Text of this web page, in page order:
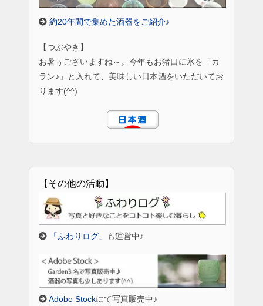
約20年間で集めた酒器をご紹介♪
【つぶやき】
お暑ぅございますね～。今年もお猪口に氷を「カ
ラン♪」と入れて、美味しい日本酒をいただいてお
ります(^^)
【その他の活動】
「ふわりログ」 も運営中♪
Adobe Stockにて写真販売中♪